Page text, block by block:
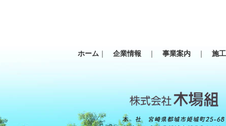
ホーム ｜ 企業情報 ｜ 事業案内 ｜ 施